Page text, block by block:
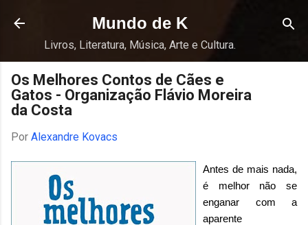
Pular para o conteúdo principal
Mundo de K
Livros, Literatura, Música, Arte e Cultura.
Os Melhores Contos de Cães e
Gatos - Organização Flávio Moreira
da Costa
Por Alexandre Kovacs
Antes de mais nada,
é melhor não se
enganar com a
aparente